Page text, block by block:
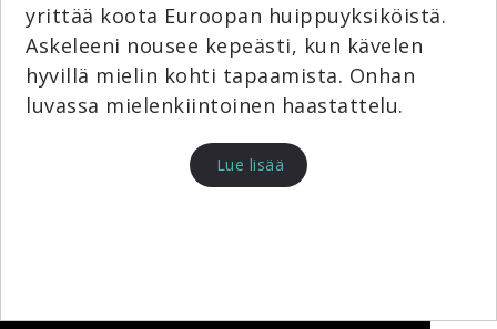
yrittää koota Euroopan huippuyksiköistä.
Askeleeni nousee kepeästi, kun kävelen
hyvillä mielin kohti tapaamista. Onhan
luvassa mielenkiintoinen haastattelu.
Lue lisää